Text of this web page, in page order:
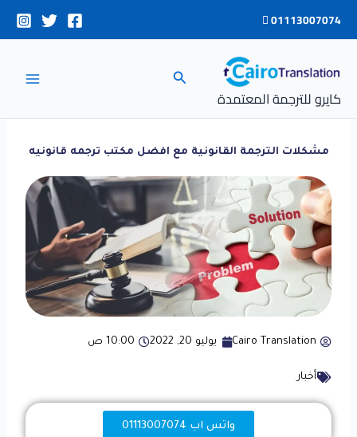
01113007074
كايرو للترجمة المعتمدة
البحث
مشكلات الترجمة القانونية مع افضل مكتب ترجمه قانونيه
Cairo Translation يوليو 20, 2022 10:00 ص
أخبار
واتس اب 01113007074